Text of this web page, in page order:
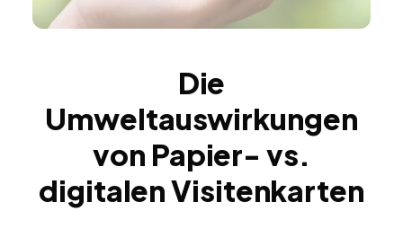
Die
Umweltauswirkungen
von Papier- vs.
digitalen Visitenkarten